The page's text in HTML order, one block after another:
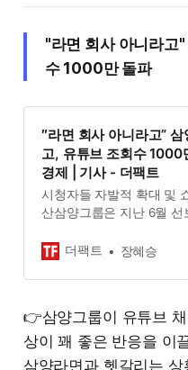
"라면 회사 아니라고
수 1000만 돌파
″라면 회사 아니라고”
고, 유튜브 조회수 1000
경제 | 기사 - 더팩트
시청자들 자발적 확대 및
산삼양그룹은 지난 6월 선
회수 1000만뷰를 돌파했다
더팩트 장혜승
👉삼양그룹이 유튜브
상이 꽤 좋은 반응을 이
삼양라면과 헷갈리는